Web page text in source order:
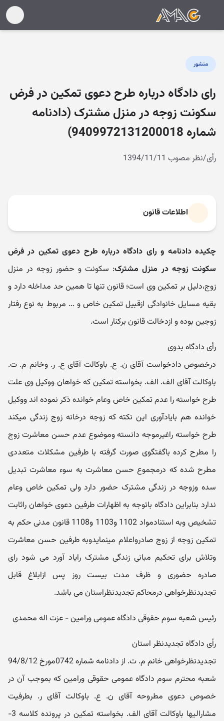
منشور
رای دادگاه درباره طرح دعوی تمکین در فرض
سکونت زوجه در منزل مشترک (دادنامه
شماره 9409972131200018)
رأی/نظر مصوب 1394/11/11
اطلاعات قانون
چکیده دادنامه و رای دادگاه درباره طرح دعوی تمکین در فرض
سکونت زوجه در منزل مشترک: سکونت و حضور زوجه در منزل
زوج،دلیل بر تمکین وی است؛ قانون تنها تا همین حد مداخله دارد و
بقیه مسایل خانوادگی ازقبیل تمکین خاص و ... مربوط به نوع رفتار
زوجین بوده و ازدخالت قانون برکنار است.
رأی دادگاه بدوی
درخصوص دادخواست آقای ن. ع. باوکالت آقای ع. ر. وخانم م. ت.
باوکالت آقای الف. الف. بخواسته تمکین که خواهان ووکیل وی علت
طرح خواسته را عدم تمکین خاص وعام خوانده ذکر نموده اند ووکیل
خوانده هم بایادآوری این نکته که زوجه درخانه زوج زندگی میکند
طرح خواسته راغیرموجه دانسته وموضوع عدم حسن معاشرت زوج
را مطرح کرده باگفتگوی صورت گرفته با طرفین مشکلات متعددی
مطرح شده که درمجموع حسن معاشرت به سوء معاشرت تبدیل
سده وزوجه در زندگی مشترک حضور دارد ولی تمکین خاص وعام
ندارد بنابراین دادگاه باتوجه به اظهارات طرفین دعوی خواهان راثابت
تشخیص وبه استنادمواد 1102 و1103 و1108 قانون مدنی حکم به
تمکین زوجه از زوج صادرواعلام مینمایدوبه طرفین حسن معاشرت
وتلاش برای تحکیم مبانی زندگی مشترک رایاد آورد می شود رای
صادره حضوری و ظرف مدت بیست روز پس ازابلاغ قابل
تجدیدنظرخواهی درمحاکم تجدیدنظراستان می باشد.
رئیس شعبه سوم حقوقی دادگاه عمومی ورامین - عزت اله محمدی
رأی دادگاه تجدیدنظر استان
تجدیدنظرخواهی خانم م. ت. از دادنامه شماره 0742مورخ 94/8/12
شعبه محترم سوم دادگاه عمومی حقوقی ورامین که بموجب آن در
خصوص دعوی مطروحه آقای ن. ع. باوکالت آقای ر. بطرفیت
مشارالیها باوکالت آقای الف. بخواسته تمکین در پرونده کلاسه 3-